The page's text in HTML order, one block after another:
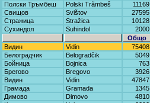
Полски Тръмбеш
Polski Trămbeš 11169
Свищов
Svištov 27595
Стражица
Stražica 10128
Сухиндол
Suhindol 2000
Общо
Видин
Vidin 75408
Белоградчик
Belogradčik 5049
Бойница
Bojnica 763
Брегово
Bregovo 3926
Видин
Vidin 47847
Грамада
Gramada 1345
Димово
Dimovo 4810